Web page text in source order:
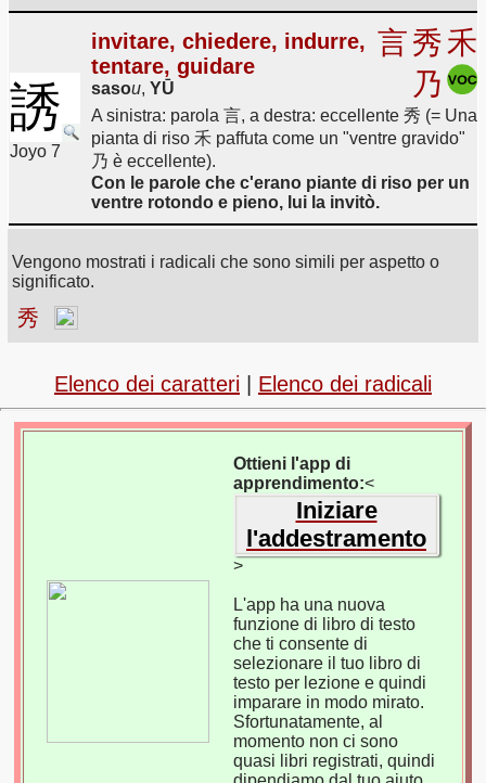
誘
Joyo 7
invitare, chiedere, indurre,
tentare, guidare
sasou, YŪ
言秀禾
乃
A sinistra: parola 言, a destra: eccellente 秀 (= Una
pianta di riso 禾 paffuta come un "ventre gravido"
乃 è eccellente).
Con le parole che c'erano piante di riso per un
ventre rotondo e pieno, lui la invitò.
Vengono mostrati i radicali che sono simili per aspetto o
significato.
秀
Elenco dei caratteri Elenco dei radicali
Ottieni l'app di
apprendimento:<
Iniziare
l'addestramento
>
L'app ha una nuova
funzione di libro di testo
che ti consente di
selezionare il tuo libro di
testo per lezione e quindi
imparare in modo mirato.
Sfortunatamente, al
momento non ci sono
quasi libri registrati, quindi